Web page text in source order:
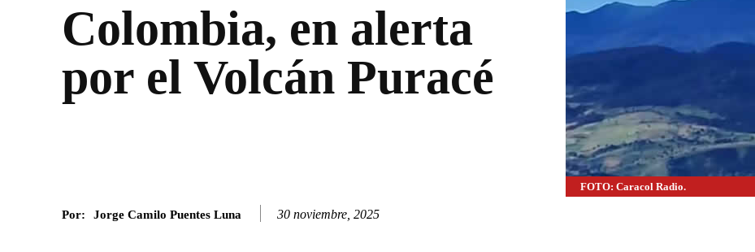
Colombia, en alerta
por el Volcán Puracé
FOTO: Caracol Radio.
Por: Jorge Camilo Puentes Luna 30 noviembre, 2025